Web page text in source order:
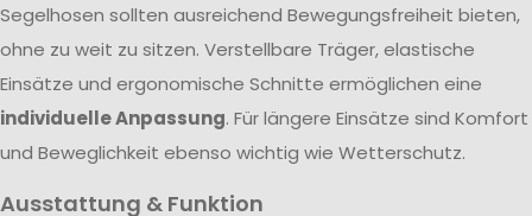
Segelhosen sollten ausreichend Bewegungsfreiheit bieten,
ohne zu weit zu sitzen. Verstellbare Träger, elastische
Einsätze und ergonomische Schnitte ermöglichen eine
individuelle Anpassung. Für längere Einsätze sind Komfort
und Beweglichkeit ebenso wichtig wie Wetterschutz.
Ausstattung & Funktion